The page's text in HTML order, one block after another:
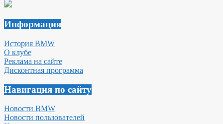
Информация
История BMW
О клубе
Реклама на сайте
Дисконтная программа
Навигация по сайту
Новости BMW
Новости пользователей